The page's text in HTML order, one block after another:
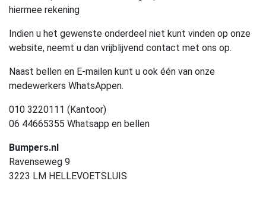
hiermee rekening
Indien u het gewenste onderdeel niet kunt vinden op onze
website, neemt u dan vrijblijvend contact met ons op.
Naast bellen en E-mailen kunt u ook één van onze
medewerkers WhatsAppen.
010 3220111 (Kantoor)
06 44665355 Whatsapp en bellen
Bumpers.nl
Ravenseweg 9
3223 LM HELLEVOETSLUIS